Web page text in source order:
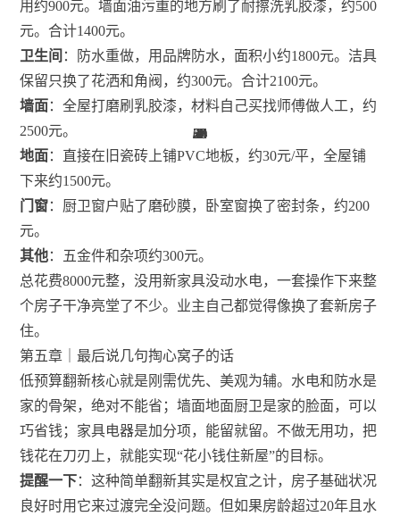
4
4
3
1
1
20
24
24
62
34
30
30
34
38
39
48
38
34
用约900元。墙面油污重的地方刷了耐擦洗乳胶漆，约500
元。合计1400元。
卫生间 ：防水重做，用品牌防水，面积小约1800元。洁具
保留只换了花洒和角阀，约300元。合计2100元。
墙面 ：全屋打磨刷乳胶漆，材料自己买找师傅做人工，约
2500元。
地面 ：直接在旧瓷砖上铺PVC地板，约30元/平，全屋铺
下来约1500元。
门窗：厨卫窗户贴了磨砂膜，卧室窗换了密封条，约200
元。
其他：五金件和杂项约300元。
总花费8000元整，没用新家具没动水电，一套操作下来整
个房子干净亮堂了不少。业主自己都觉得像换了套新房子
住。
第五章｜最后说几句掏心窝子的话
低预算翻新核心就是刚需优先、美观为辅。水电和防水是
家的骨架，绝对不能省；墙面地面厨卫是家的脸面，可以
巧省钱；家具电器是加分项，能留就留。不做无用功，把
钱花在刀刃上，就能实现“花小钱住新屋”的目标。
提醒一下：这种简单翻新其实是权宜之计，房子基础状况
良好时用它来过渡完全没问题。但如果房龄超过20年且水